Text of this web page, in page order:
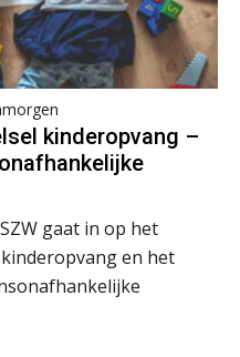
kinderopvang –
gaat in op het
en het
Summercourse: Kiezen wat bij je past, loslaten wat je niet verder helpt
Summercourse Werkkostenregeling